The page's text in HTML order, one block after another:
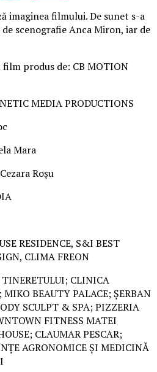
imaginea filmului. De sunet s-a
scenografie Anca Miron, iar de
film produs de: CB MOTION
MEDIA PRODUCTIONS
Mara
Roșu
RESIDENCE, S&I BEST
CLIMA FREON
CLINICA
BEAUTY PALACE; ȘERBAN
SCULPT & SPA; PIZZERIA
FITNESS MATEI
CLAUMAR PESCAR;
AGRONOMICE ȘI MEDICINĂ